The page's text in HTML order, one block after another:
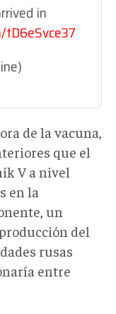
in
de la vacuna,
que el
V a nivel
en la
un
del
rusas
entre